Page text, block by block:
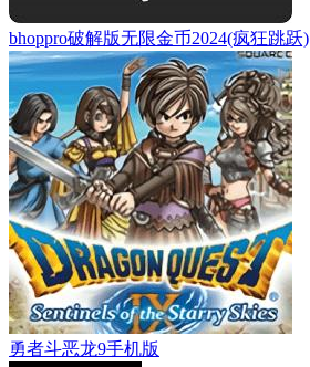
bhoppro破解版无限金币2024(疯狂跳跃)
勇者斗恶龙9手机版